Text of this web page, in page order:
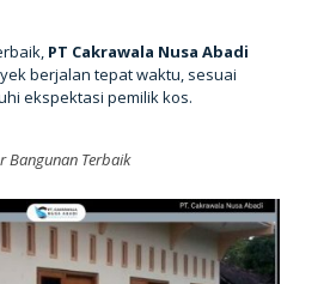
PT Cakrawala Nusa Abadi
berjalan tepat waktu, sesuai
ekspektasi pemilik kos.
Bangunan Terbaik